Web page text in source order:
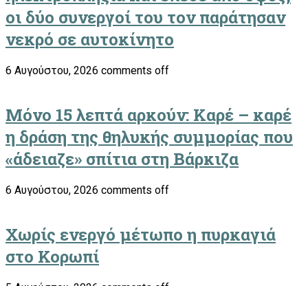
οι δύο συνεργοί του τον παράτησαν
νεκρό σε αυτοκίνητο
6 Αυγούστου, 2026 comments off
Μόνο 15 λεπτά αρκούν: Καρέ – καρέ
η δράση της θηλυκής συμμορίας που
«άδειαζε» σπίτια στη Βάρκιζα
6 Αυγούστου, 2026 comments off
Χωρίς ενεργό μέτωπο η πυρκαγιά
στο Κορωπί